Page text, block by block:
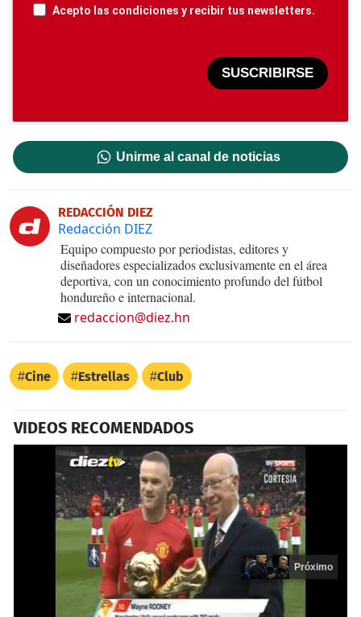
Acepto las condiciones y recibir tus newsletters.
SUSCRIBIRSE
Unirme al canal de noticias
REDACCIÓN DIEZ
Redacción DIEZ
Equipo compuesto por periodistas, editores y
diseñadores especializados exclusivamente en el área
deportiva, con un conocimiento profundo del fútbol
hondureño e internacional.
redaccion@diez.hn
Cine Estrellas Club
VIDEOS RECOMENDADOS
Próximo